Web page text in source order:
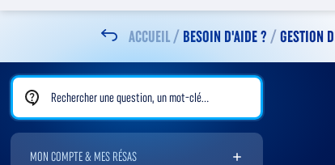
ACCUEIL/ BESOIN D'AIDE ? / GESTION
Rechercher une FAQ
MON COMPTE & MES RÉSAS